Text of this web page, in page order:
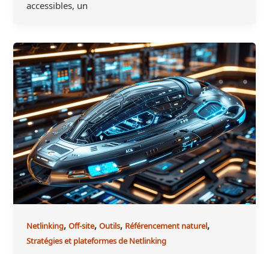
accessibles, un
Netlinking,Off-site,Outils, Référencement naturel,
Stratégies et plateformes de Netlinking